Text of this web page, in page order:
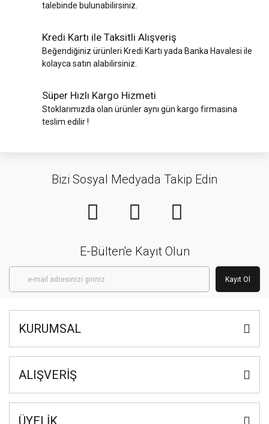
talebinde bulunabilirsiniz.
Kredi Kartı ile Taksitli Alışveriş
Beğendiğiniz ürünleri Kredi Kartı yada Banka Havalesi ile
kolayca satın alabilirsiniz.
Süper Hızlı Kargo Hizmeti
Stoklarımızda olan ürünler aynı gün kargo firmasına
teslim edilir !
Bizi Sosyal Medyada Takip Edin
E-Bülten'e Kayıt Olun
Kayıt Ol
KURUMSAL
ALIŞVERİŞ
ÜYELİK